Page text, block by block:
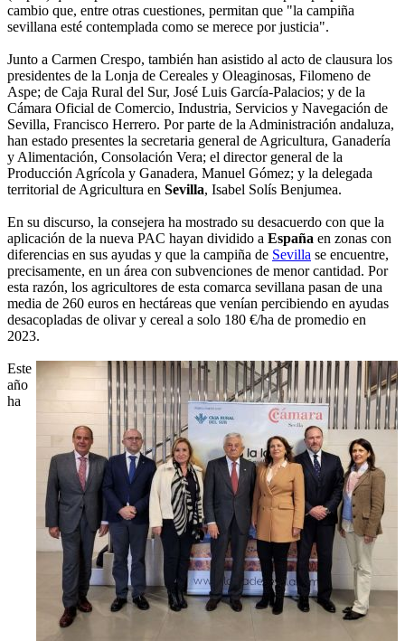
cambio que, entre otras cuestiones, permitan que "la campiña
sevillana esté contemplada como se merece por justicia".
Junto a Carmen Crespo, también han asistido al acto de clausura los
presidentes de la Lonja de Cereales y Oleaginosas, Filomeno de
Aspe; de Caja Rural del Sur, José Luis García-Palacios; y de la
Cámara Oficial de Comercio, Industria, Servicios y Navegación de
Sevilla, Francisco Herrero. Por parte de la Administración andaluza,
han estado presentes la secretaria general de Agricultura, Ganadería
y Alimentación, Consolación Vera; el director general de la
Producción Agrícola y Ganadera, Manuel Gómez; y la delegada
territorial de Agricultura en Sevilla, Isabel Solís Benjumea.
En su discurso, la consejera ha mostrado su desacuerdo con que la
aplicación de la nueva PAC hayan dividido a España en zonas con
diferencias en sus ayudas y que la campiña de Sevilla se encuentre,
precisamente, en un área con subvenciones de menor cantidad. Por
esta razón, los agricultores de esta comarca sevillana pasan de una
media de 260 euros en hectáreas que venían percibiendo en ayudas
desacopladas de olivar y cereal a solo 180 €/ha de promedio en
2023.
Este
año
ha